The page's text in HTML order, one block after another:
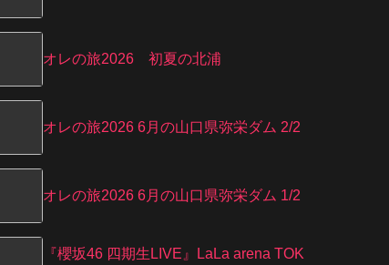
オレの旅2026 初夏の北浦
オレの旅2026 6月の山口県弥栄ダム 2/2
オレの旅2026 6月の山口県弥栄ダム 1/2
『櫻坂46 四期生LIVE』LaLa arena TOK